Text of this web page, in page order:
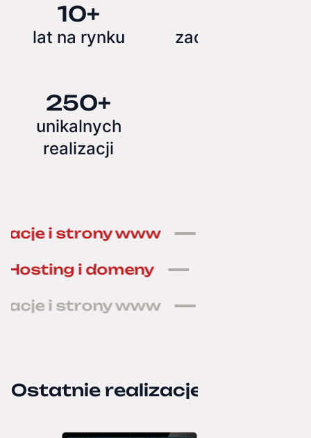
10+
lat na rynku
zadowolonych
250+
unikalnych
realizacji
i strony www
Hosting i domeny
i strony www
Ostatnie realizacje